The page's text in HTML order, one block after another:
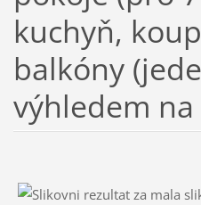
kuchyň,
balkóny
výhledem